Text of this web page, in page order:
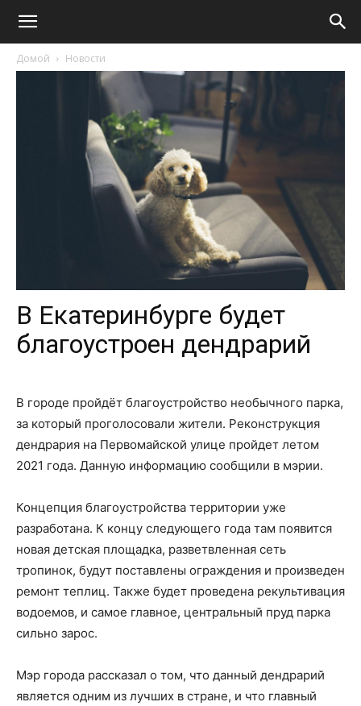
Домой Новости
В Екатеринбурге будет
благоустроен дендрарий
В городе пройдёт благоустройство необычного парка,
за который проголосовали жители. Реконструкция
дендрария на Первомайской улице пройдет летом
2021 года. Данную информацию сообщили в мэрии.
Концепция благоустройства территории уже
разработана. К концу следующего года там появится
новая детская площадка, разветвленная сеть
тропинок, будут поставлены ограждения и произведен
ремонт теплиц. Также будет проведена рекультивация
водоемов, и самое главное, центральный пруд парка
сильно зарос.
Мэр города рассказал о том, что данный дендрарий
является одним из лучших в стране, и что главный